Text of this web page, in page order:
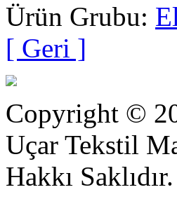
Ürün Grubu:
[ Geri ]
Copyright ©
Uçar Tekstil
Hakkı Saklıdır.